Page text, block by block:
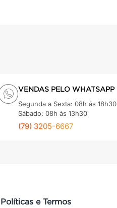
VENDAS PELO WHATSAPP
Segunda a Sexta: 08h às 18h30
Sábado: 08h às 13h30
(79) 3205-6667
Políticas e Termos